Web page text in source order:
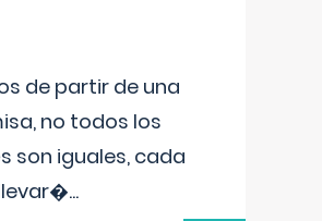
de partir de una
no todos los
son iguales, cada
...